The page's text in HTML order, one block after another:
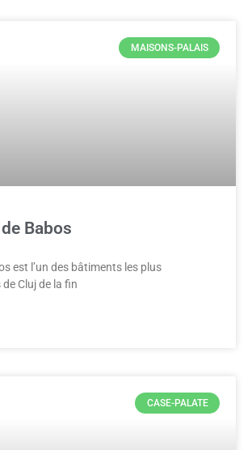
MAISONS-PALAIS
Babos
est l’un des bâtiments les plus
Cluj de la fin
CASE-PALATE